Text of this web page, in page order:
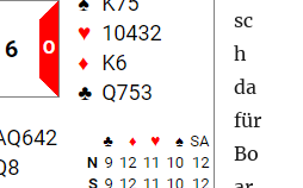
sc
h
da
für
Bo